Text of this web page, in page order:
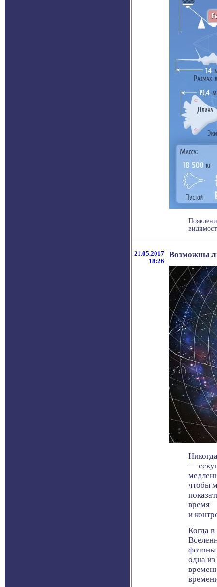
21.05.2017
18:26
Возможны
—
чтобы
время
и
Когда
фотоны
одна